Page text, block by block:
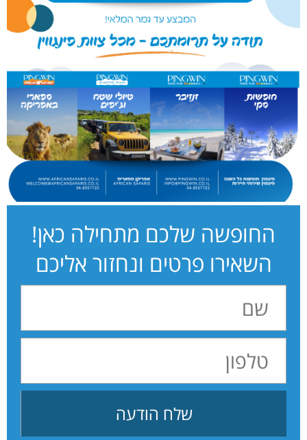
החופשה שלכם מתחילה כאן!
השאירו פרטים ונחזור אליכם